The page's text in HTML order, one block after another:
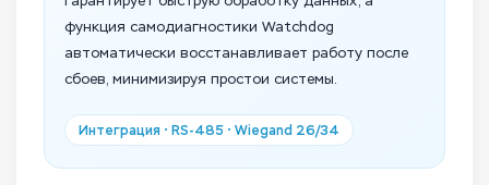
функция самодиагностики Watchdog
автоматически восстанавливает работу после
сбоев, минимизируя простои системы.
Интеграция • RS-485 • Wiegand 26/34